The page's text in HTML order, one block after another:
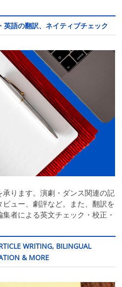
語の翻訳、ネイティブチェック
ります。演劇・ダンス関連の記
ュー、劇評など。また、翻訳を
者による英文チェック・校正・
WRITING, BILINGUAL
& MORE